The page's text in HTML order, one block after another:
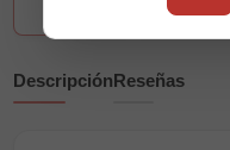
DescripciónReseñas